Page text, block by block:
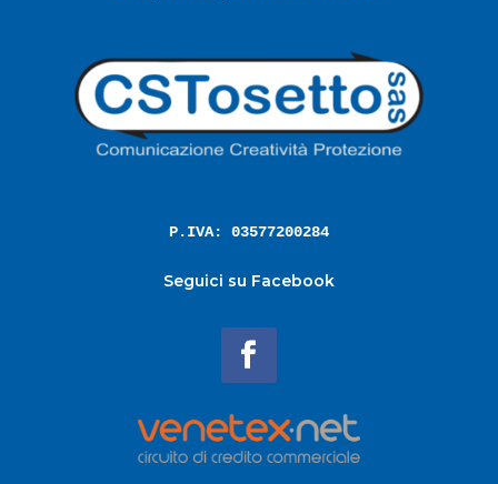
P.IVA: 03577200284
Seguici su Facebook